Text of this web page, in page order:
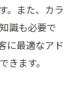
。また、カラ
識も必要で
に最適なアド
ます。